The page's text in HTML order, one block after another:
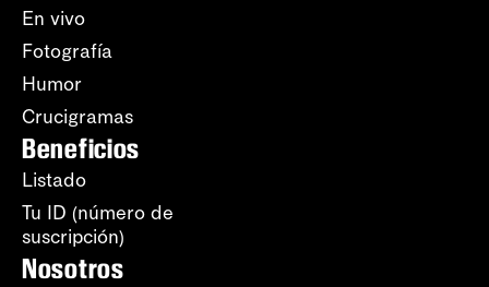
En vivo
Fotografía
Humor
Crucigramas
Beneficios
Listado
Tu ID (número de
suscripción)
Nosotros